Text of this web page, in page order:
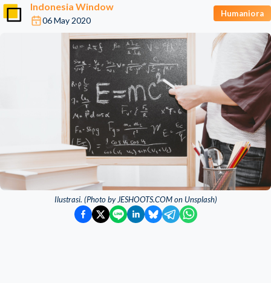
Indonesia Window
06 May 2020
Humaniora
Ilustrasi. (Photo by JESHOOTS.COM on Unsplash)